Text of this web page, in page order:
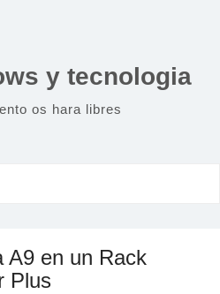
y tecnologia
os hara libres
A9 en un Rack
Plus